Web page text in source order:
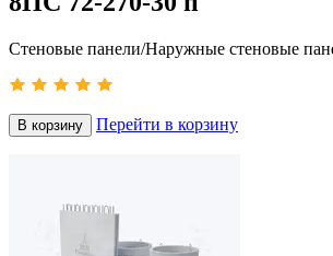
Стеновые панели/Наружные стеновые
В корзину Перейти в корзину